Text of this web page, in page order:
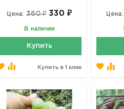
Цена: 360 ₽ 330 ₽
В наличии
Купить
Купить в 1 клик
Цена: